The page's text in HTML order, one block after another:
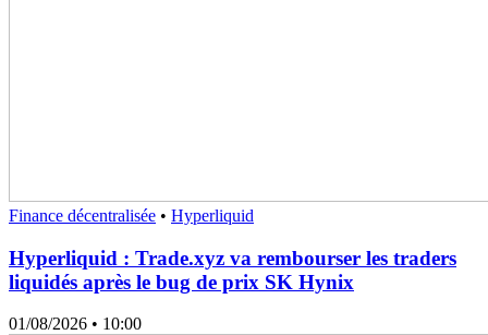
Finance décentralisée • Hyperliquid
Hyperliquid : Trade.xyz va rembourser les traders
liquidés après le bug de prix SK Hynix
01/08/2026 • 10:00